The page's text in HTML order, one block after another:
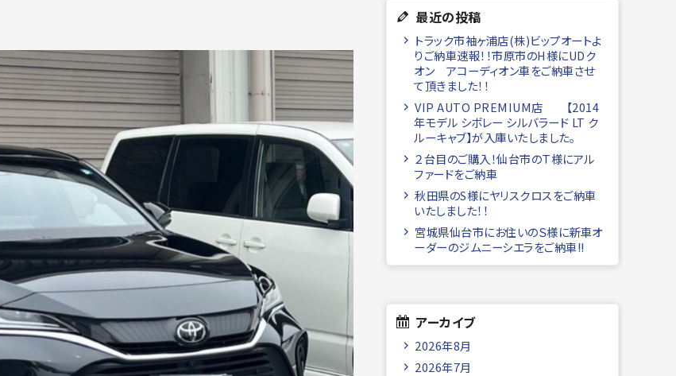
最近の投稿
トラック市袖ヶ浦店(株)ビップオートよ
りご納車速報！！市原市のH様にUDク
オン アコーディオン車をご納車させ
て頂きました！！
VIP AUTO PREMIUM店 【2014
年モデル シボレー シルバラード LT ク
ルーキャブ】が入庫いたしました。
２台目のご購入！仙台市のＴ様にアル
ファードをご納車
秋田県のS様にヤリスクロスをご納車
いたしました！！
宮城県仙台市にお住いのＳ様に新車オ
ーダーのジムニーシエラをご納車!!
アーカイブ
2026年8月
2026年7月